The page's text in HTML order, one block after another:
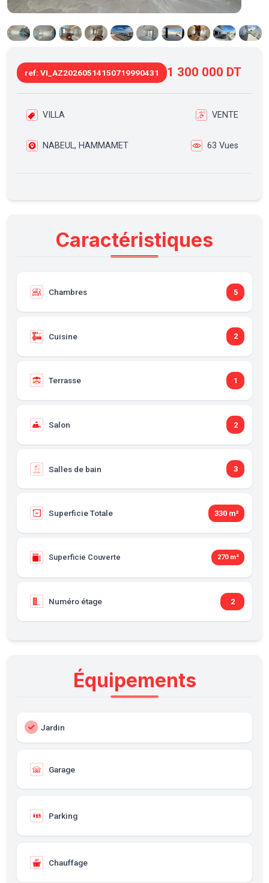
ref: VI_AZ20260514150719990431 1 300 000 DT
VILLA VENTE
NABEUL, HAMMAMET 63 Vues
Caractéristiques
Chambres 5
Cuisine 2
Terrasse 1
Salon 2
Salles de bain 3
Superficie Totale 330 m²
Superficie Couverte 270 m²
Numéro étage 2
Équipements
Jardin
Garage
Parking
Chauffage